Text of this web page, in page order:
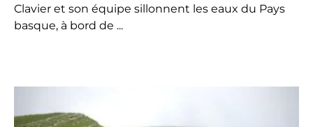
Clavier et son équipe sillonnent les eaux du Pays
basque, à bord de ...